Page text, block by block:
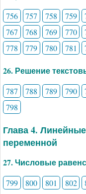
756 757 758 759
767
768 769 770
778
779 780 781
26. Решение
787 788 789 790
798
Глава 4.
переменной
27. Числовые
799 800 801 802